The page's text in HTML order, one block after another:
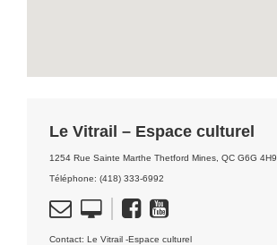
Le Vitrail – Espace culturel
1254 Rue Sainte Marthe Thetford Mines, QC G6G 4H9
Téléphone: (418) 333-6992
Contact: Le Vitrail -Espace culturel